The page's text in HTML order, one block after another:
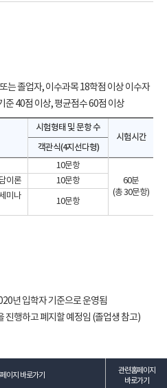
는 졸업자, 이수과목 18학점 이상 이수자
준 40점 이상, 평균점수 60점 이상
시험형태 및 문항 수
시험시간
객관식(4지선다형)
10문항
60분
(총 30문항)
이론
10문항
미나
10문항
년 입학자 기준으로 운영됨
진행하고 폐지할 예정임 (졸업생 참고)
이지 바로가기
관련홈페이지
바로가기